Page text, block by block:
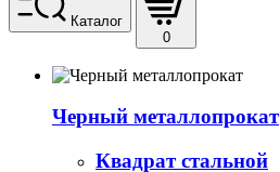
Каталог
0
Черный металлопрокат
Квадрат стальной